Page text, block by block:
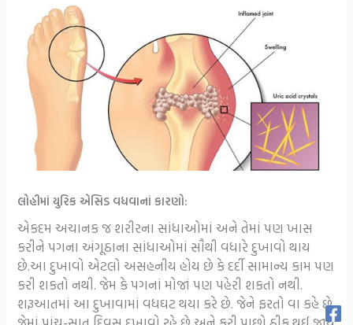
લોહીમાં યુરિક એસિડ વધવાનાં કારણો:
એકદમ અચાનક જ શરીરના સાંધાઓમાં અને તેમાં પણ ખાસ
કરીને પગના અંગૂઠાના સાંધાઓમાં સૌથી વધારે દુખાવો થાય
છે.આ દુખાવો એટલો અસહનીય હોય છે કે દર્દી સામાન્ય કામ પણ
કરી શકતો નથી. જેમ કે પગનાં મોજાં પણ પહેરી શકતો નથી.
શરૂઆતમાં આ દુખાવામાં વધઘટ થયા કરે છે. જેને ફરતો વા કહે છે.